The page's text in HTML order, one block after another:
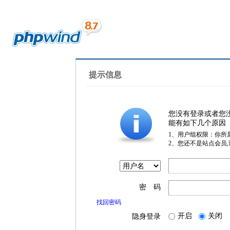
提示信息
您没有登录或者您
能有如下几个原因
1、用户组权限：你所
2、您还不是站点会员
密 码
找回密码
隐身登录 开启 关闭